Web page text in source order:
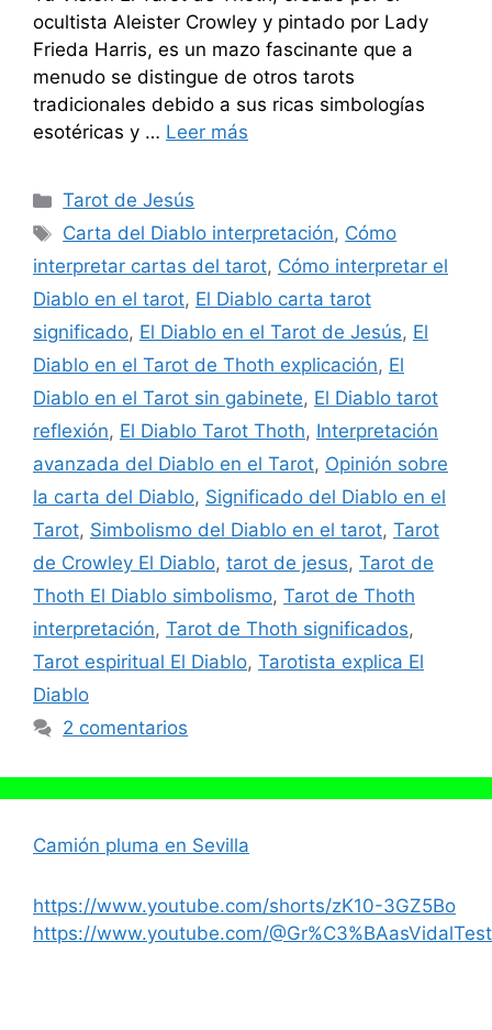
ocultista Aleister Crowley y pintado por Lady
Frieda Harris, es un mazo fascinante que a
menudo se distingue de otros tarots
tradicionales debido a sus ricas simbologías
esotéricas y … Leer más
Categorías
Tarot de Jesús
Etiquetas
Carta del Diablo interpretación, Cómo
interpretar cartas del tarot, Cómo interpretar el
Diablo en el tarot, El Diablo carta tarot
significado, El Diablo en el Tarot de Jesús, El
Diablo en el Tarot de Thoth explicación, El
Diablo en el Tarot sin gabinete, El Diablo tarot
reflexión, El Diablo Tarot Thoth, Interpretación
avanzada del Diablo en el Tarot, Opinión sobre
la carta del Diablo, Significado del Diablo en el
Tarot, Simbolismo del Diablo en el tarot, Tarot
de Crowley El Diablo, tarot de jesus, Tarot de
Thoth El Diablo simbolismo, Tarot de Thoth
interpretación, Tarot de Thoth significados,
Tarot espiritual El Diablo, Tarotista explica El
Diablo
2 comentarios
Camión pluma en Sevilla
https://www.youtube.com/shorts/zK10-3GZ5Bo
https://www.youtube.com/